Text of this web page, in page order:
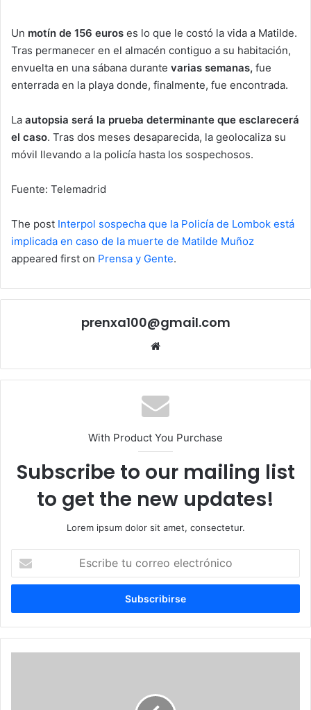
Un motín de 156 euros es lo que le costó la vida a Matilde.
Tras permanecer en el almacén contiguo a su habitación,
envuelta en una sábana durante varias semanas, fue
enterrada en la playa donde, finalmente, fue encontrada.
La autopsia será la prueba determinante que esclarecerá
el caso. Tras dos meses desaparecida, la geolocaliza su
móvil llevando a la policía hasta los sospechosos.
Fuente: Telemadrid
The post Interpol sospecha que la Policía de Lombok está
implicada en caso de la muerte de Matilde Muñoz
appeared first on Prensa y Gente.
prenxa100@gmail.com
With Product You Purchase
Subscribe to our mailing list
to get the new updates!
Lorem ipsum dolor sit amet, consectetur.
correo